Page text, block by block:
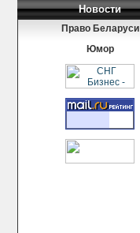
Новости
Право Беларуси
Юмор